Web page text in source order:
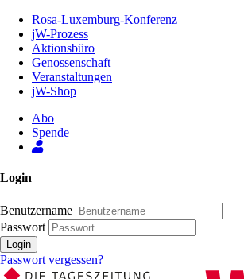
Inhalt
Seite
Rosa-Luxemburg-Konferenz
jW-Prozess
Aktionsbüro
Genossenschaft
Veranstaltungen
jW-Shop
Abo
Spende
Login
Benutzername
Passwort
Login
Passwort vergessen?